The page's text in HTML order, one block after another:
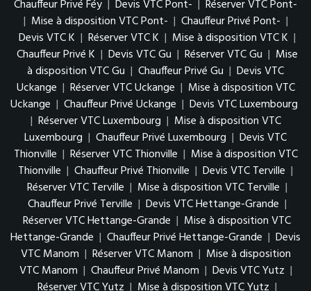
Chauffeur Privé Féy | Devis VTC Pont- | Réserver VTC Pont-
| Mise à disposition VTC Pont- | Chauffeur Privé Pont- |
Devis VTC K | Réserver VTC K | Mise à disposition VTC K |
Chauffeur Privé K | Devis VTC Gu | Réserver VTC Gu | Mise
à disposition VTC Gu | Chauffeur Privé Gu | Devis VTC
Uckange | Réserver VTC Uckange | Mise à disposition VTC
Uckange | Chauffeur Privé Uckange | Devis VTC Luxembourg
| Réserver VTC Luxembourg | Mise à disposition VTC
Luxembourg | Chauffeur Privé Luxembourg | Devis VTC
Thionville | Réserver VTC Thionville | Mise à disposition VTC
Thionville | Chauffeur Privé Thionville | Devis VTC Terville |
Réserver VTC Terville | Mise à disposition VTC Terville |
Chauffeur Privé Terville | Devis VTC Hettange-Grande |
Réserver VTC Hettange-Grande | Mise à disposition VTC
Hettange-Grande | Chauffeur Privé Hettange-Grande | Devis
VTC Manom | Réserver VTC Manom | Mise à disposition
VTC Manom | Chauffeur Privé Manom | Devis VTC Yutz |